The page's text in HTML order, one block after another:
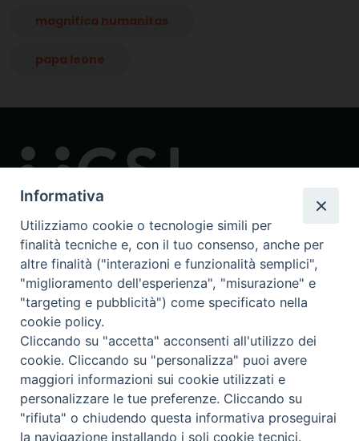
magnifica humanitas
papa leone
Contatti
via in Lucina 16/a, 00186 Roma
tel: 0668802874
fax: 0645449621
email: ucsi@ucsi.it
Redazione centrale
ucsi@ucsi.it
Informativa
Utilizziamo cookie o tecnologie simili per
finalità tecniche e, con il tuo consenso, anche per
altre finalità ("interazioni e funzionalità semplici",
"miglioramento dell'esperienza", "misurazione" e
"targeting e pubblicità") come specificato nella
cookie policy.
Cliccando su "accetta" acconsenti all'utilizzo dei
cookie. Cliccando su "personalizza" puoi avere
maggiori informazioni sui cookie utilizzati e
personalizzare le tue preferenze. Cliccando su
"rifiuta" o chiudendo questa informativa proseguirai
la navigazione installando i soli cookie tecnici.